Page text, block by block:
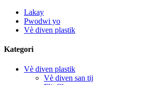
Lakay
Pwodwi yo
Vè diven plastik
Kategori
Vè diven plastik
Vè diven san tij